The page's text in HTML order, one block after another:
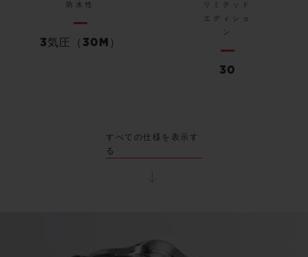
防水性
3気圧（30M）
リミテッド
エディショ
ン
30
すべての仕様を表示す
る